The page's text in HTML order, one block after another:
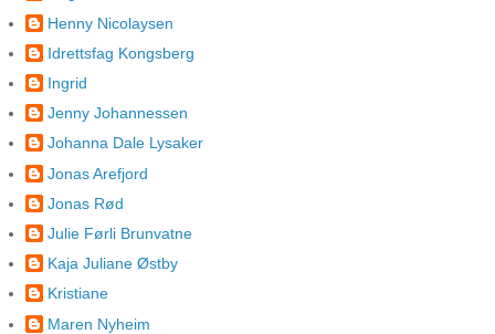
Henny Nicolaysen
Idrettsfag Kongsberg
Ingrid
Jenny Johannessen
Johanna Dale Lysaker
Jonas Arefjord
Jonas Rød
Julie Førli Brunvatne
Kaja Juliane Østby
Kristiane
Maren Nyheim